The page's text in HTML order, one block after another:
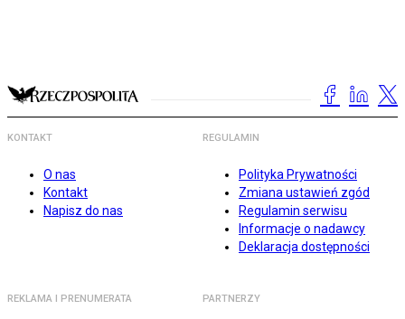
KONTAKT
O nas
Kontakt
Napisz do nas
REGULAMIN
Polityka Prywatności
Zmiana ustawień zgód
Regulamin serwisu
Informacje o nadawcy
Deklaracja dostępności
REKLAMA I PRENUMERATA PARTNERZY